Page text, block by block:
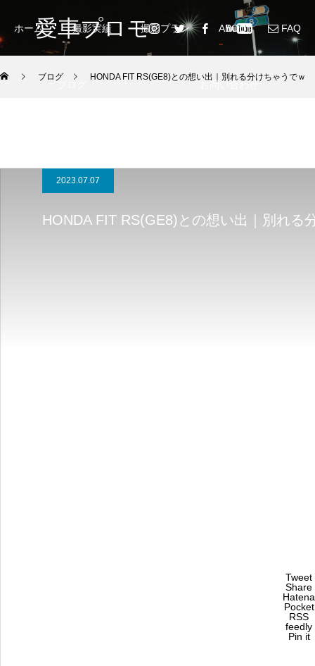
愛車プロモ
ホーム 撮影実績 撮影プラン ABOUT FAQ
ブログ お問い合わせ
ブログ HONDA FIT RS(GE8)との想い出｜別れる分けちゃうでｗ
2023.07.07
HONDA FIT RS(GE8)との想い出｜別れる
Tweet
Share
Hatena
Pocket
RSS
feedly
Pin it